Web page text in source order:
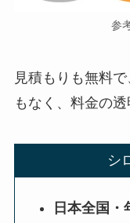
参
見積もりも無料
もなく、料金の
シ
日本全国・